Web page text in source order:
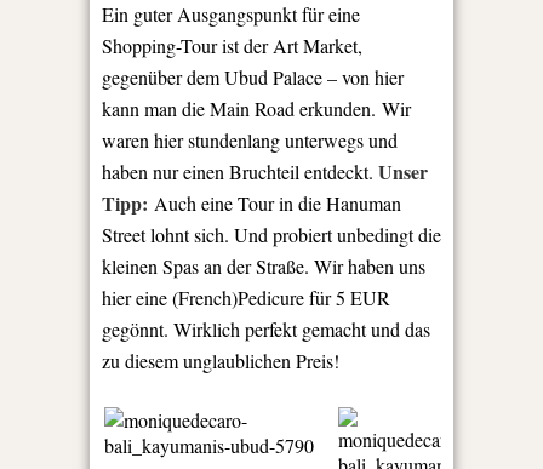
Ein guter Ausgangspunkt für eine
Shopping-Tour ist der Art Market,
gegenüber dem Ubud Palace – von hier
kann man die Main Road erkunden. Wir
waren hier stundenlang unterwegs und
haben nur einen Bruchteil entdeckt. Unser
Tipp: Auch eine Tour in die Hanuman
Street lohnt sich. Und probiert unbedingt die
kleinen Spas an der Straße. Wir haben uns
hier eine (French)Pedicure für 5 EUR
gegönnt. Wirklich perfekt gemacht und das
zu diesem unglaublichen Preis!